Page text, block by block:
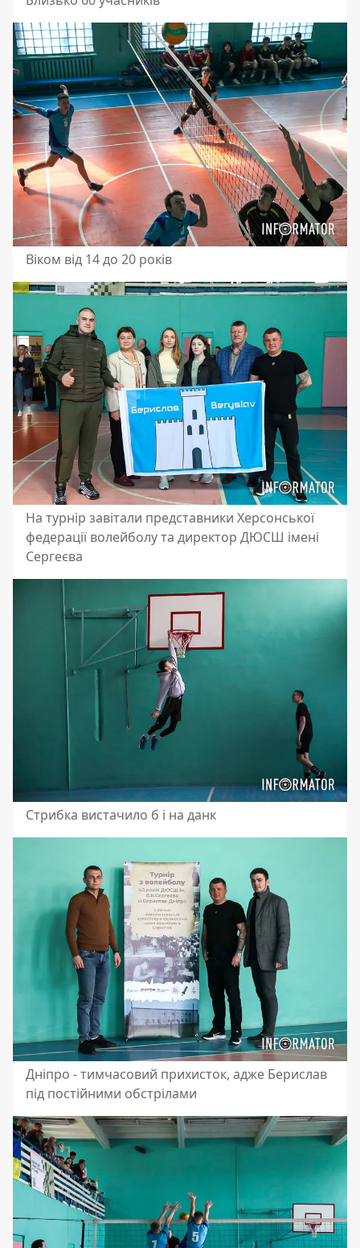
Віком від 14 до 20 років
На турнір завітали представники Херсонської
федерації волейболу та директор ДЮСШ імені
Сергеєва
Стрибка вистачило б і на данк
Дніпро - тимчасовий прихисток, адже Берислав
під постійними обстрілами